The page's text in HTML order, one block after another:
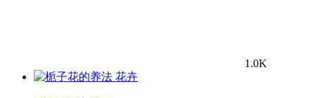
1.0K
花卉